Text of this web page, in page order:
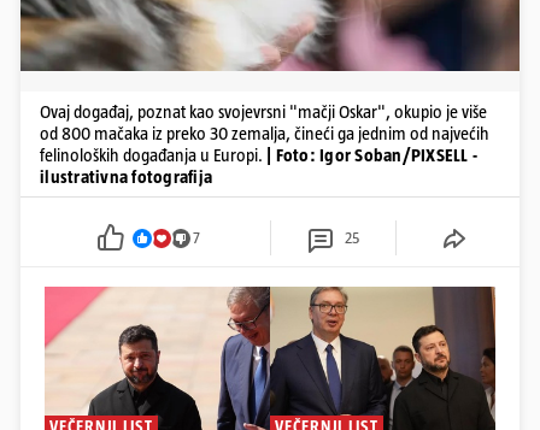
Ovaj događaj, poznat kao svojevrsni "mačji Oskar", okupio je više
od 800 mačaka iz preko 30 zemalja, čineći ga jednim od najvećih
felinoloških događanja u Europi.
| Foto: Igor Soban/PIXSELL -
ilustrativna fotografija
7 25